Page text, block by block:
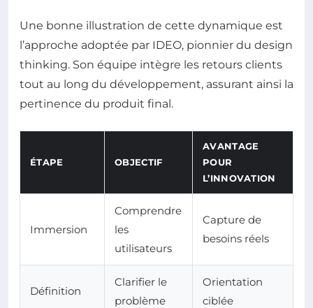
Une bonne illustration de cette dynamique est
l’approche adoptée par IDEO, pionnier du design
thinking. Son équipe intègre les retours clients
tout au long du développement, assurant ainsi la
pertinence du produit final.
ÉTAPE OBJECTIF
AVANTAGE
POUR
L’INNOVATION
Immersion
Comprendre
les
utilisateurs
Capture de
besoins réels
Définition
Clarifier le
problème
Orientation
ciblée